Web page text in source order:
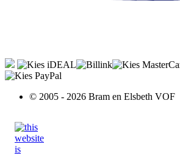
© 2005 - 2026 Bram en Elsbeth VOF